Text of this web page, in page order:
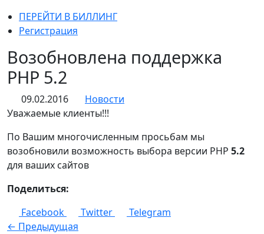
ПЕРЕЙТИ В БИЛЛИНГ
Регистрация
Возобновлена поддержка
PHP 5.2
09.02.2016
Новости
Уважаемые клиенты!!!
По Вашим многочисленным просьбам мы
возобновили возможность выбора версии PHP 5.2
для ваших сайтов
Поделиться:
Facebook
Twitter
Telegram
← Предыдущая